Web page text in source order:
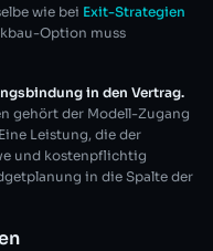
wie bei Exit-Strategien
Option muss
in den Vertrag.
gehört der Modell-Zugang
Leistung, die der
und kostenpflichtig
in die Spalte der